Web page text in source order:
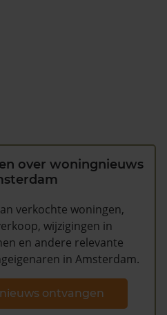
over woningnieuws
verkochte woningen,
wijzigingen in
en andere relevante
in Amsterdam.
ontvangen